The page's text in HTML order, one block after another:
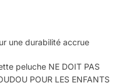
une durabilité accrue
peluche NE DOIT PAS
POUR LES ENFANTS